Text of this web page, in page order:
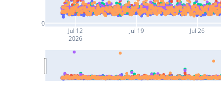
Jul 12
2026
Jul 19 Jul 26
0